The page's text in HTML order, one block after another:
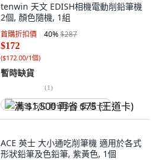
tenwin 天文 EDISH相機電動削鉛筆機
2個, 顏色隨機, 1組
首購折扣價 40%$287
$172
($172.00/1個)
暫時缺貨
(1)
满 $1,500 再省 $75 (王道卡)
ACE 英士 大小通吃削筆機 適用於各式
形狀鉛筆及色鉛筆, 紫黃色, 1個